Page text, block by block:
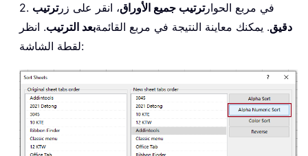
2. في مربع الحوارترتيب جميع الأوراق، انقر على زرترتيب
دقيق. يمكنك معاينة النتيجة في مربع القائمةبعد الترتيب. انظر
لقطة الشاشة: